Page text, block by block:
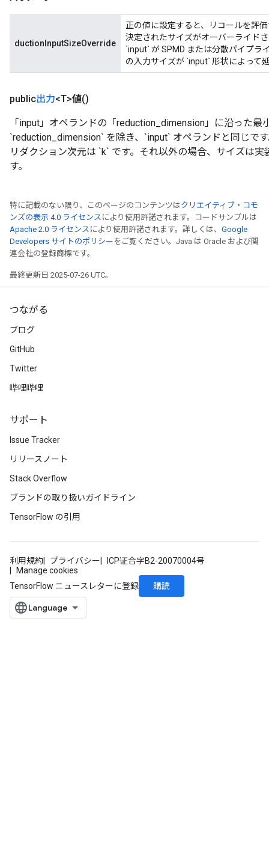
ductionInputSizeOverride
正の値に設定すると、リコールを評
決定されたサイズがオーバーライド
`input` が SPMD または分散パイプラ
の入力サイズが `input` 形状によって
public出力<T>値()
「input」オペランドの「reduction_dimension」に沿った
`reduction_dimension` を除き、`input` オペランドと同じで
リダクション次元は `k` です。それ以外の場合、サイズは
す。
特に記載のない限り、このページのコンテンツはクリエイティブ・コモ
ンズの表示 4.0 ライセンス により使用許諾されます。コードサンプルは
Apache 2.0 ライセンス により使用許諾されます。詳しくは、 Google
Developers サイトのポリシー をご覧ください。Java は Oracle および関
連会社の登録商標です。
最終更新日 2025-07-26 UTC。
つながる
ブログ
GitHub
Twitter
哔哩哔哩
サポート
Issue Tracker
リリースノート
Stack Overflow
ブランドの取り扱いガイドライン
TensorFlow の引用
利用規約 プライバシー
ICP证合字B2-20070004号
Manage cookies
TensorFlow ニュースレターに登録
購読